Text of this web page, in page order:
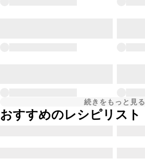
続きをもっと見る
おすすめのレシピリスト